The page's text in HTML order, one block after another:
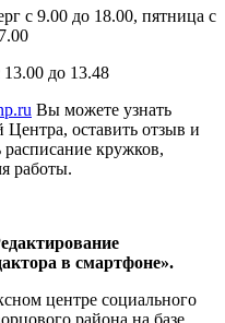
с 9.00 до 18.00, пятница с
до 13.48
Вы можете узнать
Центра, оставить отзыв и
расписание кружков,
работы.
в смартфоне».
центре социального
района на базе